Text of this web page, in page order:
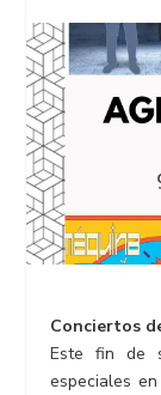
Conciertos
Este fin de
especiales